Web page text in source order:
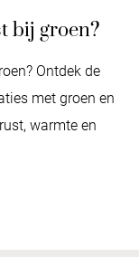
bij groen?
Ontdek de
met groen en
warmte en